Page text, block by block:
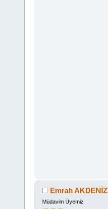
Emrah AKDENİZ
Müdavim Üyemiz